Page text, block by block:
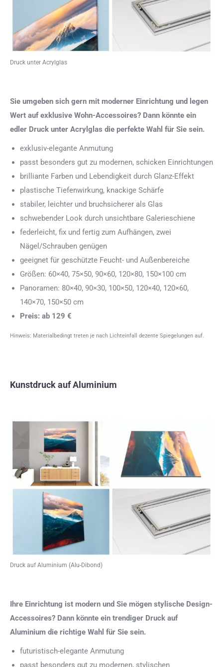
Druck unter Acrylglas
Sie umgeben sich gern mit moderner Einrichtung und legen
Wert auf exklusive Wohn-Accessoires? Dann könnte ein
edler Druck unter Acrylglas die perfekte Wahl für Sie sein.
exklusiv-elegante Anmutung
passt besonders gut zu modernen, schicken Einrichtungen
brilliante Farben und Lebendigkeit durch Glanz-Effekt
plastische Tiefenwirkung, knackige Schärfe
stabiler, leichter und bruchsicherer als Glas
schwebender Look durch unsichtbare Galerieschiene
federleicht, fix und fertig zum Aufhängen, zwei
Nägel/Schrauben genügen
geeignet für geschützte Feucht- und Außenbereiche
Größen: 60×40, 75×50, 90×60, 120×80, 150×100 cm
Panoramen: 80×40, 90×30, 100×50, 120×40, 120×60,
140×70, 150×50 cm
Preis: ab 129 €
Hinweis: Materialbedingt treten je nach Lichteinfall dezente Spiegelungen auf.
Kunstdruck auf Aluminium
Druck auf Aluminium (Alu-Dibond)
Ihre Einrichtung ist modern und Sie mögen stylische Design-
Accessoires? Dann könnte ein trendiger Druck auf
Aluminium die richtige Wahl für Sie sein.
futuristisch-elegante Anmutung